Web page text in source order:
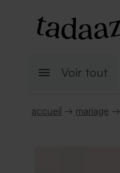
Voir tout
accueil → mariage →